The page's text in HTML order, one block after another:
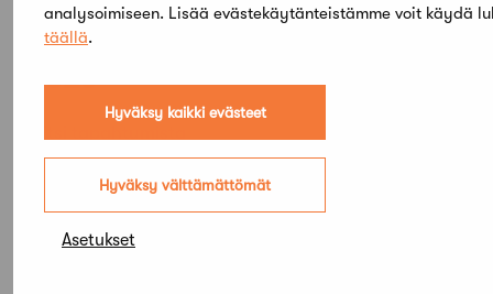
analysoimiseen. Lisää evästekäytänteistämme voit käydä
täällä.
Hyväksy kaikki evästeet
Hyväksy välttämättömät
Asetukset
Elokuu,
2026
Etsi tapahtumista
05
SU
TAMMI